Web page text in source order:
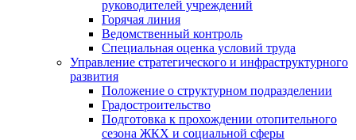
руководителей учреждений
Горячая линия
Ведомственный контроль
Специальная оценка условий труда
Управление стратегического и инфраструктурного
развития
Положение о структурном подразделении
Градостроительство
Подготовка к прохождении отопительного
сезона ЖКХ и социальной сферы